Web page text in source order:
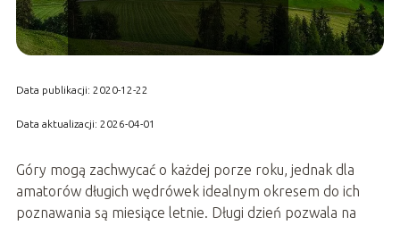
Data publikacji: 2020-12-22
Data aktualizacji: 2026-04-01
Góry mogą zachwycać o każdej porze roku, jednak dla
amatorów długich wędrówek idealnym okresem do ich
poznawania są miesiące letnie. Długi dzień pozwala na